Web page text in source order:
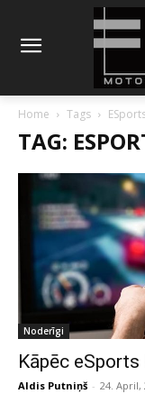
Home Tags
TAG:
Noderīgi
Kāpēc
Aldis Putniņš - 24. April,